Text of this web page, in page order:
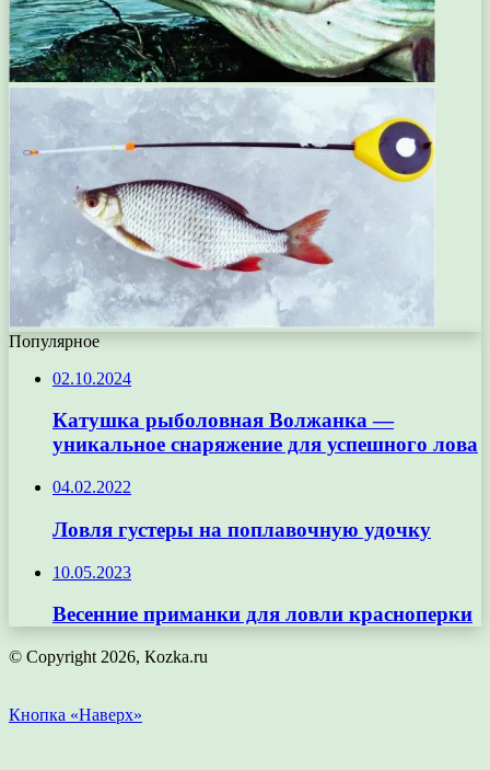
Популярное
02.10.2024
Катушка рыболовная Волжанка —
уникальное снаряжение для успешного лова
04.02.2022
Ловля густеры на поплавочную удочку
10.05.2023
Весенние приманки для ловли красноперки
© Copyright 2026, Кozka.ru
Кнопка «Наверх»